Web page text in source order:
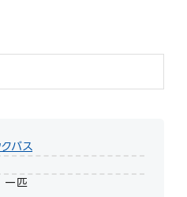
バス
匹